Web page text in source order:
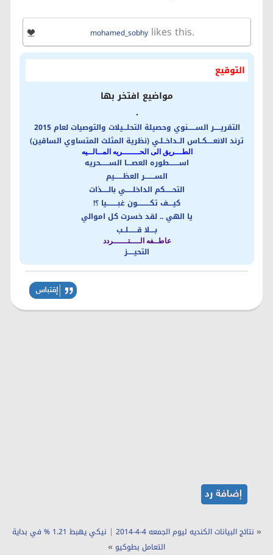
mohamed_sobhy likes this.
التوقيع
مواضيع افتخر بها
.
التقريـــــر الســــــنوي وحصيلة التحلـــيلات والتوصيات لعام 2015
ترند الانعـــــكــاس الــداخــلـي (نظرية المثلث المتساوي الساقين)
الطـــريق الى الحـــــــريه المــالــيه
اســــــــطوره العصــــا الســـــــحريه
الســــــــر العظـــــــيم
التحــــــكم الداخلــــــي بالـــــذات
كيــــف تكــــــــــون غبـــــــــيا ؟!
يا الهي .. لقد خسرت كل اموالي
بــــلا قـــــــلــب
عاطــفه الــــتــــــردد
التحيـــــز
« نتائج البيانات الكنديه ليوم الجمعه 4-4-2014 |
نيكي يهبط 1.21 % في بداية
التعامل بطوكيو »